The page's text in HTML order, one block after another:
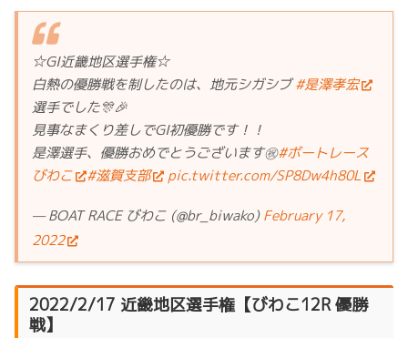
☆GI近畿地区選手権☆
白熱の優勝戦を制したのは、地元シガシブ#是澤孝宏
選手でした🎊🎉
見事なまくり差しでGI初優勝です！！
是澤選手、優勝おめでとうございます㊗️#ボートレース
びわこ
#滋賀支部 pic.twitter.com/SP8Dw4h80L
— BOAT RACE びわこ (@br_biwako)February 17,
2022
2022/2/17 近畿地区選手権【びわこ12R 優勝
戦】